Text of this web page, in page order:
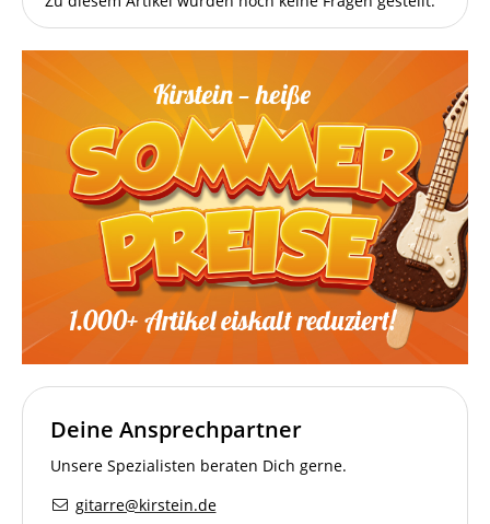
Deine Ansprechpartner
Unsere Spezialisten beraten Dich gerne.
gitarre@kirstein.de